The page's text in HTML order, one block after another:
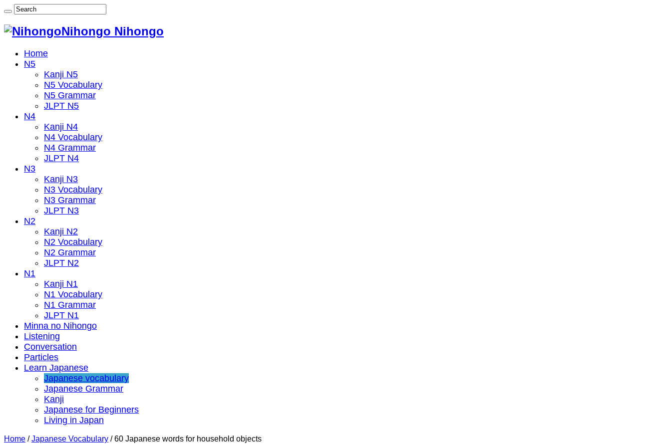
Nihongo Nihongo
Home
N5
Kanji N5
N5 Vocabulary
N5 Grammar
JLPT N5
N4
Kanji N4
N4 Vocabulary
N4 Grammar
JLPT N4
N3
Kanji N3
N3 Vocabulary
N3 Grammar
JLPT N3
N2
Kanji N2
N2 Vocabulary
N2 Grammar
JLPT N2
N1
Kanji N1
N1 Vocabulary
N1 Grammar
JLPT N1
Minna no Nihongo
Listening
Conversation
Particles
Learn Japanese
Japanese vocabulary
Japanese Grammar
Kanji
Japanese for Beginners
Living in Japan
Home / Japanese Vocabulary / 60 Japanese words for household objects